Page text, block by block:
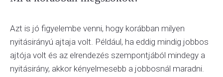
Azt is jó figyelembe venni, hogy korábban milyen
nyitásirányú ajtaja volt. Például, ha eddig mindig jobbos
ajtója volt és az elrendezés szempontjából mindegy a
nyitásirány, akkor kényelmesebb a jobbosnál maradni.